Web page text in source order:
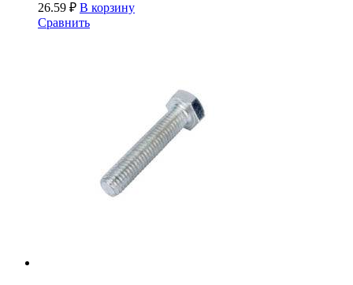
26.59 ₽ В корзину
Сравнить